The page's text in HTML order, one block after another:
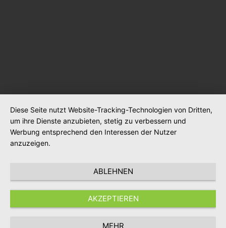
Diese Seite nutzt Website-Tracking-Technologien von Dritten,
um ihre Dienste anzubieten, stetig zu verbessern und
Werbung entsprechend den Interessen der Nutzer
anzuzeigen.
ABLEHNEN
AKZEPTIEREN
MEHR